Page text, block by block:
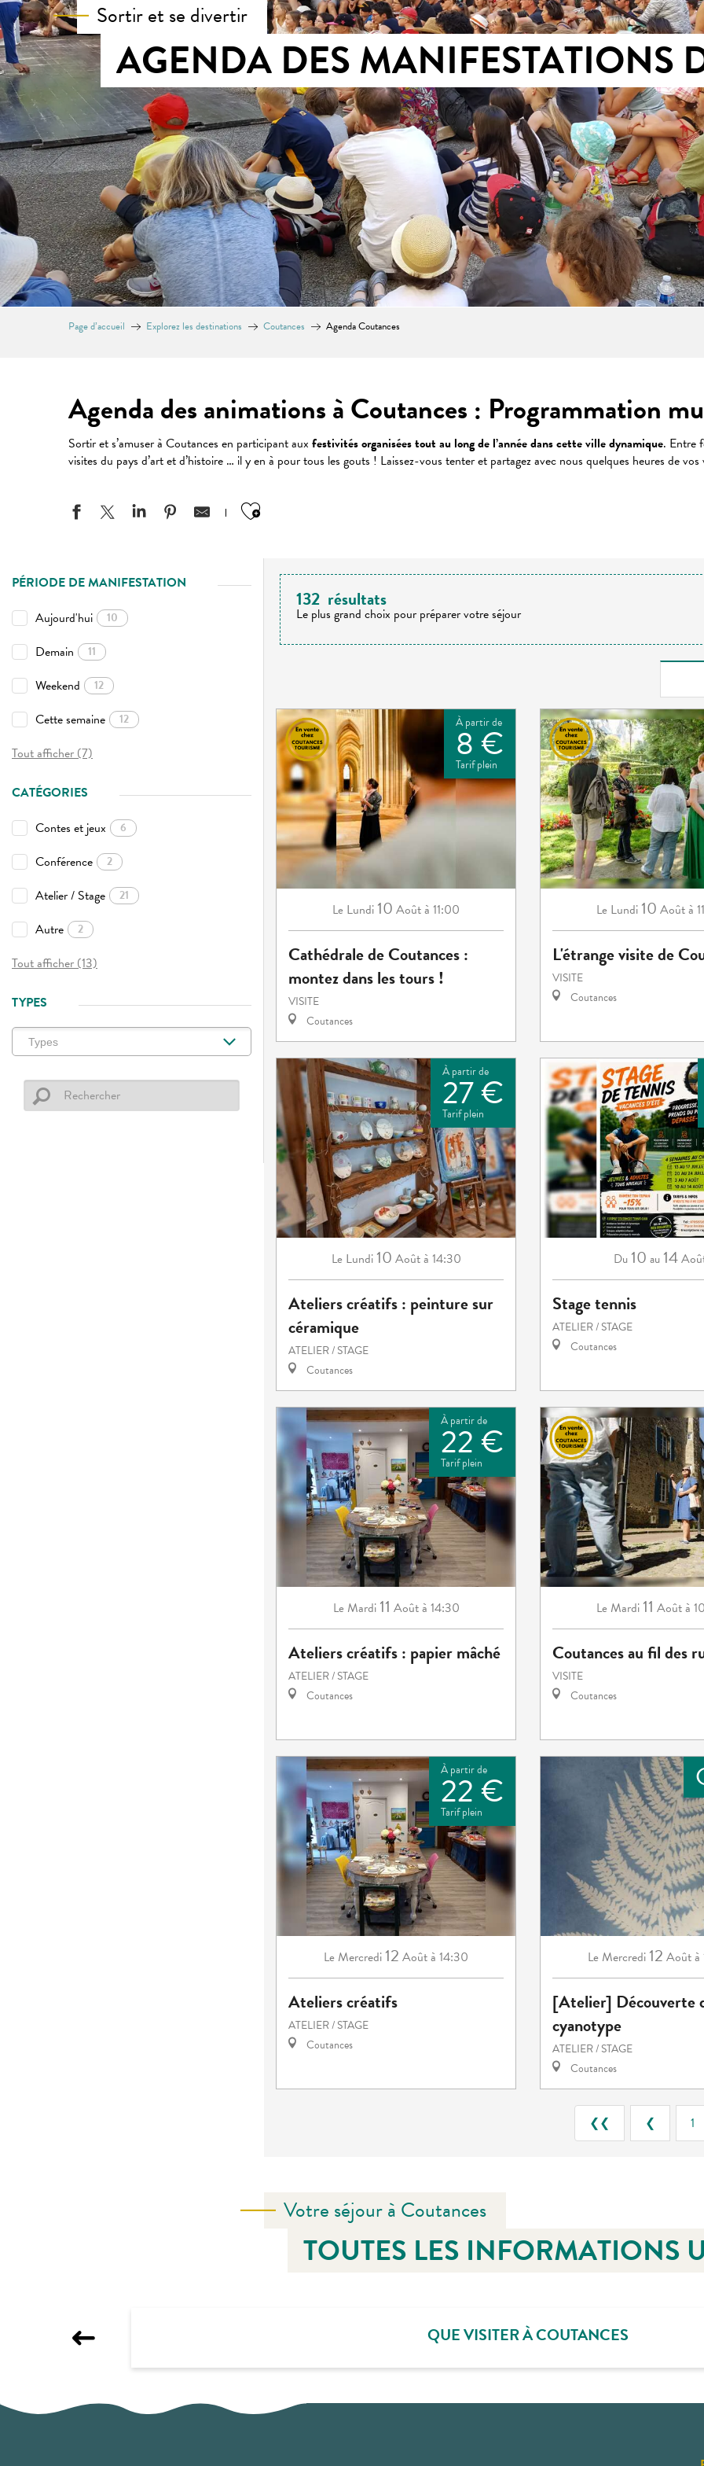
Sortir et se divertir
AGENDA DES MANIFESTATIONS
Page d’accueil Explorez les destinations Coutances Agenda Coutances
Agenda des animations à Coutances : Programmation
Sortir et s’amuser à Coutances en participant aux festivités organisées tout au long de l’année dans cette ville dynamique. Entre
visites du pays d’art et d’histoire … il y en à pour tous les gouts ! Laissez-vous tenter et partagez avec nous quelques heures de vos
Ajouter aux favoris
PÉRIODE DE MANIFESTATION
Aujourd'hui
10
Demain 11
Weekend 12
Cette semaine 12
Tout afficher (7)
CATÉGORIES
Contes et jeux
6
Conférence 2
Atelier / Stage 21
Autre 2
Tout afficher (13)
TYPES
132 résultats
Le plus grand choix pour préparer votre séjour
À partir de
8 €
Tarif plein
Le Lundi 10 Aoûtà 11:00
Cathédrale de Coutances :
montez dans les tours !
VISITE
Coutances
Le Lundi 10 Aoûtà
L'étrange visite de
VISITE
Coutances
À partir de
27 €
Tarif plein
Le Lundi 10 Aoûtà 14:30
Ateliers créatifs : peinture sur
céramique
ATELIER / STAGE
Coutances
Du 10 au 14
Stage tennis
ATELIER / STAGE
Coutances
À partir de
22 €
Tarif plein
Le Mardi 11 Aoûtà 14:30
Ateliers créatifs : papier mâché
ATELIER / STAGE
Coutances
Le Mardi 11 Aoûtà
Coutances au fil des
VISITE
Coutances
À partir de
22 €
Tarif plein
Le Mercredi 12 Aoûtà 14:30
Ateliers créatifs
ATELIER / STAGE
Coutances
Le Mercredi 12 Aoûtà
[Atelier] Découverte
cyanotype
ATELIER / STAGE
Coutances
❮❮ ❮ 1
Votre séjour à Coutances
TOUTES LES INFORMATIONS
QUE VISITER À COUTANCES